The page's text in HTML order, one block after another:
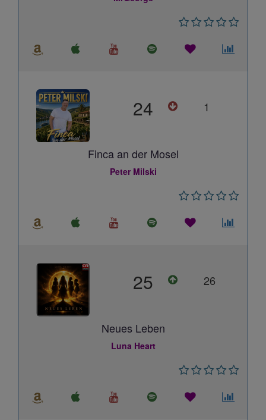
24 1
Finca an der Mosel
Peter Milski
25 26
Neues Leben
Luna Heart